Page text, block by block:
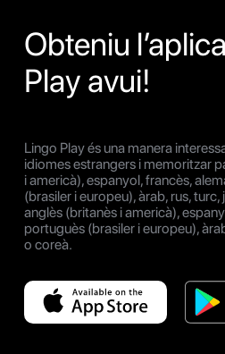
Obteniu
Play avui!
Lingo Play és una manera
idiomes estrangers i memoritzar
i americà), espanyol, francès,
(brasiler i europeu), àrab, rus,
anglès (britanès i americà),
portuguès (brasiler i europeu),
o coreà.